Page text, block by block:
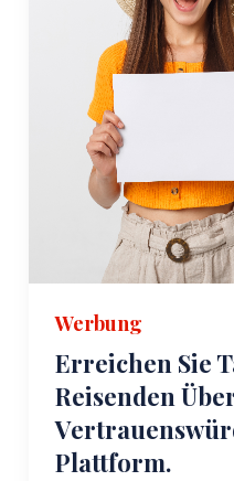
Werbung
Erreichen Sie
Reisenden
Plattform.